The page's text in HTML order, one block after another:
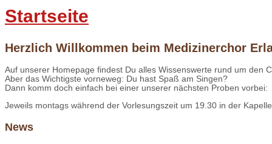
Startseite
Herzlich Willkommen beim Medizinerchor
Auf unserer Homepage findest Du alles Wissenswerte rund um den
Aber das Wichtigste vorneweg: Du hast Spaß am Singen?
Dann komm doch einfach bei einer unserer nächsten Proben vorbei:
Jeweils montags während der Vorlesungszeit um 19.30 in der
News